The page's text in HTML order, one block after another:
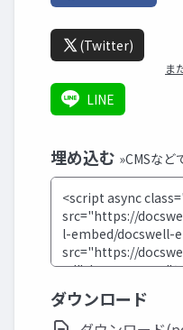
(Twitter)
ま
LINE
埋め込む »CMSなど
ダウンロード